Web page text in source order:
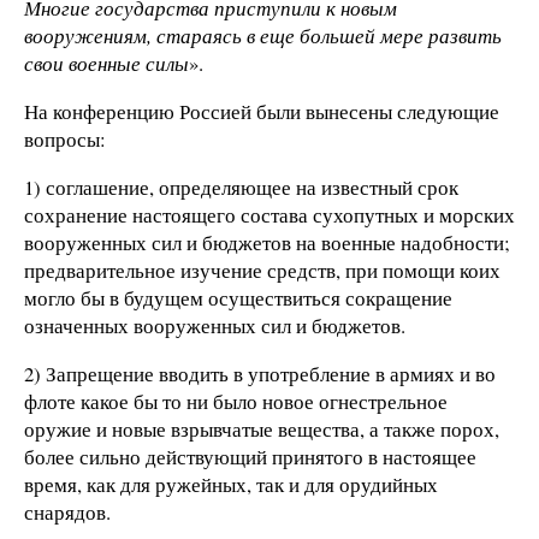
Многие государства приступили к новым
вооружениям, стараясь в еще большей мере развить
свои военные силы».
На конференцию Россией были вынесены следующие
вопросы:
1) соглашение, определяющее на известный срок
сохранение настоящего состава сухопутных и морских
вооруженных сил и бюджетов на военные надобности;
предварительное изучение средств, при помощи коих
могло бы в будущем осуществиться сокращение
означенных вооруженных сил и бюджетов.
2) Запрещение вводить в употребление в армиях и во
флоте какое бы то ни было новое огнестрельное
оружие и новые взрывчатые вещества, а также порох,
более сильно действующий принятого в настоящее
время, как для ружейных, так и для орудийных
снарядов.